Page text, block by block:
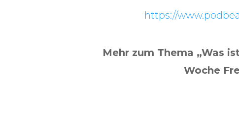
https://
Mehr zum Thema „Was
Woche